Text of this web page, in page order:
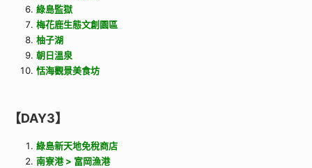
綠島監獄
梅花鹿生態文創園區
柚子湖
朝日溫泉
恬海觀景美食坊
【DAY3】
綠島新天地免稅商店
南寮港 > 富岡漁港